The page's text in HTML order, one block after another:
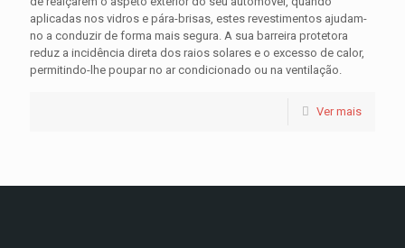
aplicadas nos vidros e pára-brisas, estes revestimentos ajudam-
no a conduzir de forma mais segura. A sua barreira protetora
reduz a incidência direta dos raios solares e o excesso de calor,
permitindo-lhe poupar no ar condicionado ou na ventilação.
Ver mais